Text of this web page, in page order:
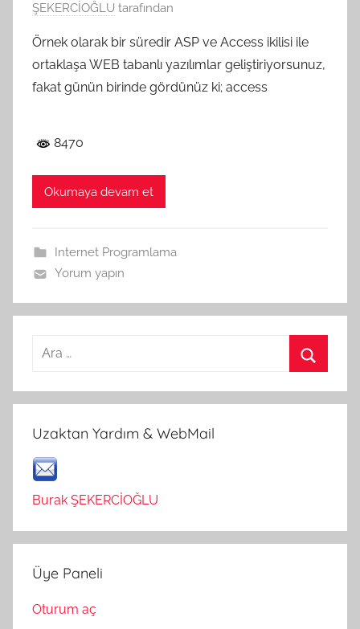
ŞEKERCİOĞLU tarafından
Örnek olarak bir süredir ASP ve Access ikilisi ile
ortaklaşa WEB tabanlı yazılımlar geliştiriyorsunuz,
fakat günün birinde gördünüz ki; access
8470
Okumaya devam et
Internet Programlama
Yorum yapın
Arama:
Uzaktan Yardım & WebMail
Burak ŞEKERCİOĞLU
Üye Paneli
Oturum aç